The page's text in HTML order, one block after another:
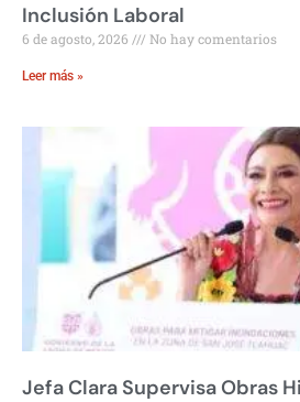
Inclusión Laboral
6 de agosto, 2026 No hay comentarios
Leer más »
Jefa Clara Supervisa Obras